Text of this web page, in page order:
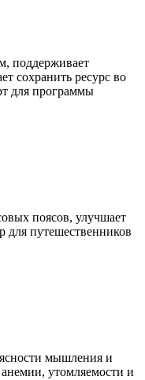
поддерживает
сохранить ресурс во
для программы
поясов, улучшает
путешественников
мышления и
утомляемости и